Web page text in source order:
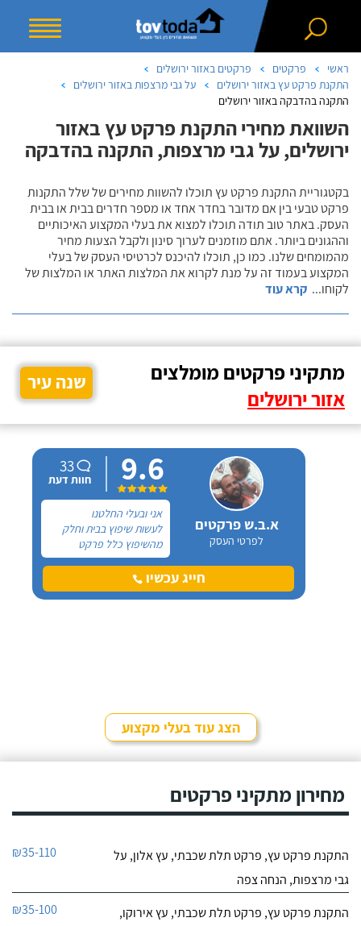
ראשי פרקטים
פרקטים באזור ירושלים
התקנת פרקט עץ באזור ירושלים
על גבי מרצפות באזור ירושלים
התקנה בהדבקה באזור ירושלים
השוואת מחירי התקנת פרקט עץ באזור
ירושלים, על גבי מרצפות, התקנה בהדבקה
בקטגוריית התקנת פרקט עץ תוכלו להשוות מחירים של שלל התקנות
פרקט טבעי בין אם מדובר בחדר אחד או מספר חדרים בבית או בבית
העסק. באתר טוב תודה תוכלו למצוא את בעלי המקצוע האיכותיים
וההגונים ביותר. אתם מוזמנים לערוך סינון ולקבל הצעות מחיר
מהמומחים שלנו. כמו כן, תוכלו להיכנס לכרטיסי העסק של בעלי
המקצוע בעמוד זה על מנת לקרוא את המלצות האתר או המלצות של
לקוחו... קרא עוד
מתקיני פרקטים מומלצים
אזור ירושלים
שנה עיר
א.ב.ש פרקטים
לפרטי העסק
9.6
33
חוות דעת
אני ובעלי החלטנו
לעשות שיפוץ בבית וחלק
מהשיפוץ כלל פרקט
למינציה שיותקן מעל
הריצוף (הישן) הקיים. קנינו
את הפרקט מחנות חיצונית
חייג עכשיו
הצג עוד בעלי מקצוע
מחירון מתקיני פרקטים
התקנת פרקט עץ, פרקט תלת שכבתי, עץ אלון, על
גבי מרצפות, הנחה צפה
₪35-110
התקנת פרקט עץ, פרקט תלת שכבתי, עץ אירוקו,
₪35-100